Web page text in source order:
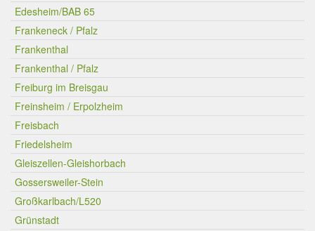
Edesheim/BAB 65
Frankeneck / Pfalz
Frankenthal
Frankenthal / Pfalz
Freiburg im Breisgau
Freinsheim / Erpolzheim
Freisbach
Friedelsheim
Gleiszellen-Gleishorbach
Gossersweiler-Stein
Großkarlbach/L520
Grünstadt